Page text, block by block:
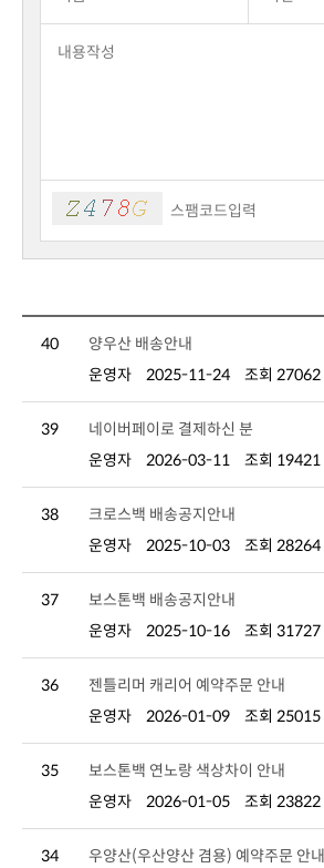
40
양우산 배송안내
운영자
2025-11-24 조회 27062
39
네이버페이로 결제하신 분
운영자
2026-03-11 조회 19421
38
크로스백 배송공지안내
운영자
2025-10-03 조회 28264
37
보스톤백 배송공지안내
운영자
2025-10-16 조회 31727
36
젠틀리머 캐리어 예약주문 안내
운영자
2026-01-09 조회 25015
35
보스톤백 연노랑 색상차이 안내
운영자
2026-01-05 조회 23822
34
우양산(우산양산 겸용) 예약주문 안내